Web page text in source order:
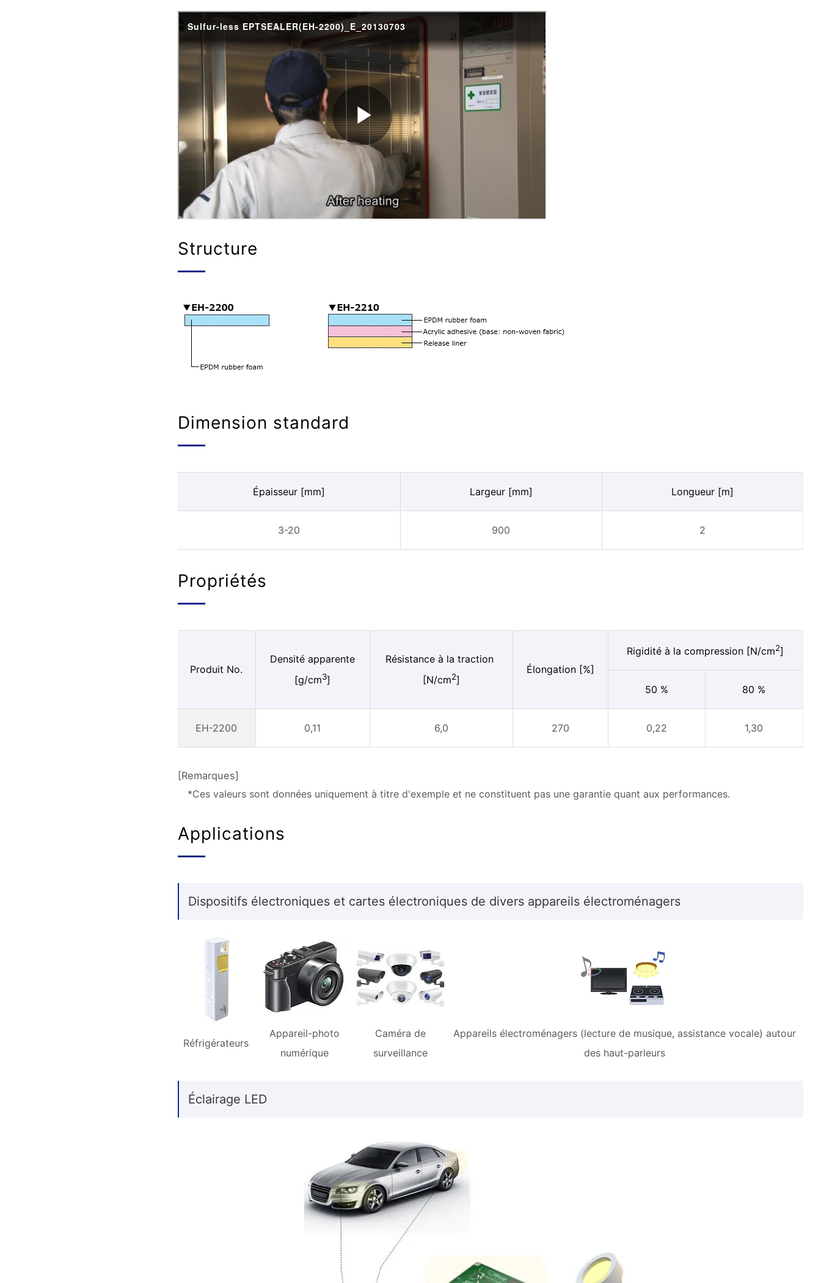
Structure
Dimension standard
Épaisseur [mm] Largeur [mm] Longueur [m]
3-20 900 2
Propriétés
Produit No.
Densité apparente
[g/cm3]
Résistance à la traction
[N/cm2]
Élongation [%]
Rigidité à la compression [N/cm2]
50 % 80 %
EH-2200 0,11 6,0 270 0,22 1,30
[Remarques]
*Ces valeurs sont données uniquement à titre d'exemple et ne constituent pas une garantie quant aux performances.
Applications
Dispositifs électroniques et cartes électroniques de divers appareils électroménagers
Réfrigérateurs
Appareil-photo
numérique
Caméra de
surveillance
Appareils électroménagers (lecture de musique, assistance vocale) autour
des haut-parleurs
Éclairage LED